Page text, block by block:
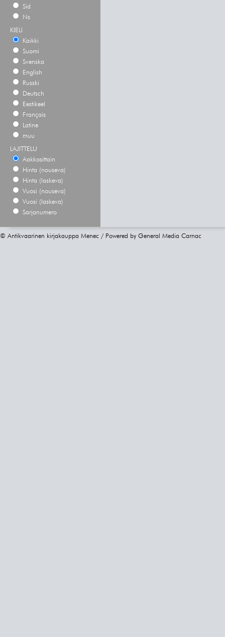
Sid
Ns
KIELI
Kaikki
Suomi
Svenska
English
Russki
Deutsch
Eestikeel
Français
Latine
muu
LAJITTELU
Aakkosittain
Hinta (nouseva)
Hinta (laskeva)
Vuosi (nouseva)
Vuosi (laskeva)
Sarjanumero
© Antikvaarinen kirjakauppa Menec / Powered by General Media Carnac